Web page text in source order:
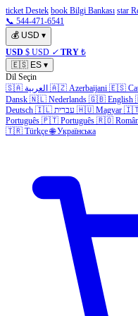
ticket Destek book Bilgi Bankası star
📞 544-471-6541
💰 USD ▾
USD $ USD ✓ TRY ₺
🇪🇸 ES ▾
Dil Seçin
🇸🇦 العربية 🇦🇿 Azerbaijani 🇪🇸
Dansk 🇳🇱 Nederlands 🇬🇧 English
Deutsch 🇮🇱 עברית 🇭🇺 Magyar
Português 🇵🇹 Português 🇷🇴
🇹🇷 Türkçe 🌐 Українська